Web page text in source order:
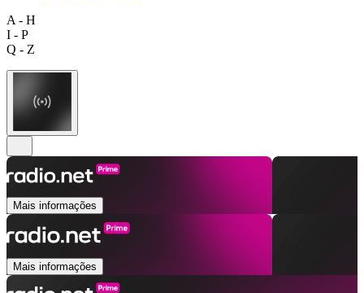
A - H
I - P
Q - Z
Mais informações
Mais informações